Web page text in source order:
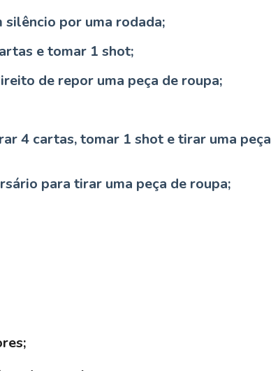
silêncio por uma rodada;
e tomar 1 shot;
de repor uma peça de roupa;
4 cartas, tomar 1 shot e tirar uma peça
para tirar uma peça de roupa;